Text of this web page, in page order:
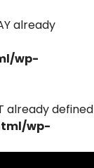
already
wp-
already defined
wp-